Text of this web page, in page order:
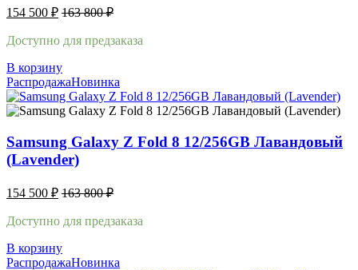
154 500 ₽ 163 800₽
Доступно для предзаказа
В корзину
РаспродажаНовинка
Samsung Galaxy Z Fold 8 12/256GB Лавандовый
(Lavender)
154 500 ₽ 163 800₽
Доступно для предзаказа
В корзину
РаспродажаНовинка